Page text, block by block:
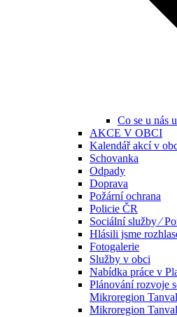
Co se u nás
AKCE V OBCI
Kalendář akcí v
Schovanka
Odpady
Doprava
Požární ochrana
Policie ČR
Sociální služby ⁄
Hlásili jsme
Fotogalerie
Služby v obci
Nabídka práce v
Plánování rozvoje
Mikroregion
Mikroregion